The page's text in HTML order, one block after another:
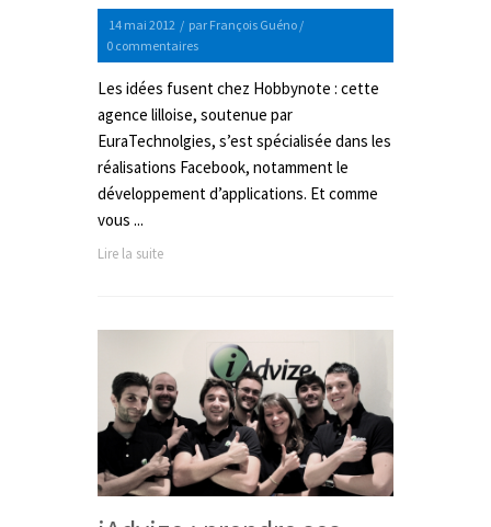
14 mai 2012 / par François Guéno /
0 commentaires
Les idées fusent chez Hobbynote : cette
agence lilloise, soutenue par
EuraTechnolgies, s’est spécialisée dans les
réalisations Facebook, notamment le
développement d’applications. Et comme
vous ...
Lire la suite